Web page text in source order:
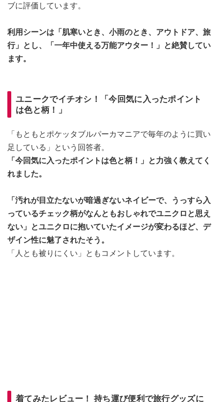
ブに評価しています。
利用シーンは「肌寒いとき、小雨のとき、アウトドア、旅
行」とし、「一年中使える万能アウター！」と絶賛してい
ます。
ユニークでイチオシ！「今回気に入ったポイント
は色と柄！」
「もともとポケッタブルパーカマニアで毎年のように買い
足している」という回答者。
「今回気に入ったポイントは色と柄！」と力強く教えてく
れました。
「汚れが目立たないが暗過ぎないネイビーで、うっすら入
っているチェック柄がなんともおしゃれでユニクロと思え
ない」とユニクロに抱いていたイメージが変わるほど、デ
ザイン性に魅了されたそう。
「人とも被りにくい」ともコメントしています。
着てみたレビュー！ 持ち運び便利で旅行グッズに